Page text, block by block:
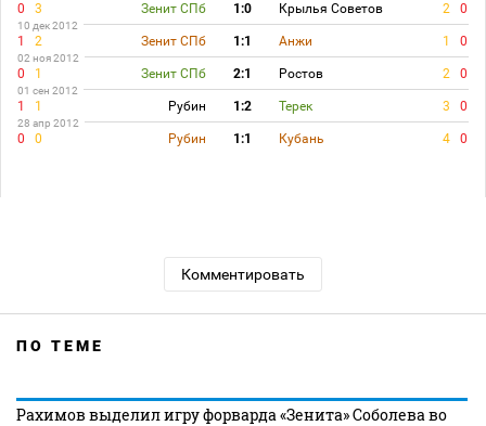
0 3 Зенит СПб 1:0 Крылья Советов 2 0
10 дек 2012
1 2 Зенит СПб 1:1 Анжи 1 0
02 ноя 2012
0 1 Зенит СПб 2:1 Ростов 2 0
01 сен 2012
1 1 Рубин 1:2 Терек 3 0
28 апр 2012
0 0 Рубин 1:1 Кубань 4 0
Комментировать
ПО ТЕМЕ
Рахимов выделил игру форварда «Зенита» Соболева во